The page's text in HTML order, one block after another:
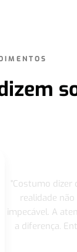
"Costumo dizer
realidade
impecável. A
a diferença.